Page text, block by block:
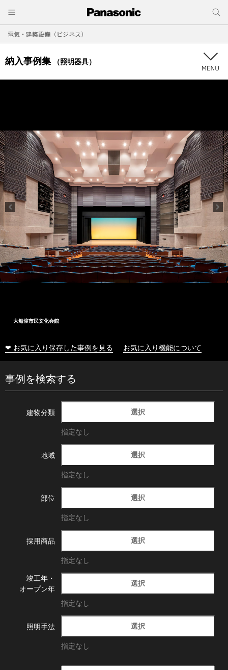
電気・建築設備（ビジネス）
納入事例集 （照明器具）
大船渡市民文化会館
❤ お気に入り保存した事例を見る お気に入り機能について
事例を検索する
建物分類 選択
指定なし
地域 選択
指定なし
部位 選択
指定なし
採用商品 選択
指定なし
竣工年・
オープン年
選択
指定なし
照明手法 選択
指定なし